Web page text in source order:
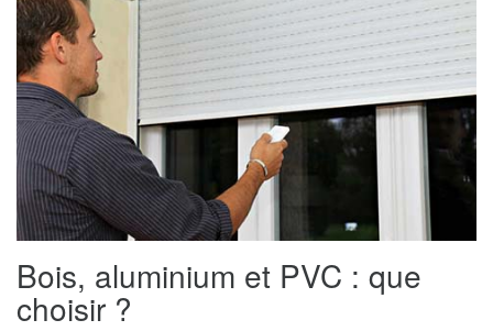
Bois, aluminium et PVC : que
choisir ?